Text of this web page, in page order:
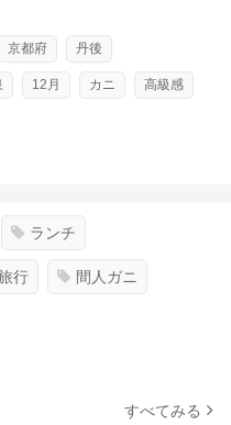
京都府 丹後
12月 カニ 高級感
ランチ
行 間人ガニ
すべてみる